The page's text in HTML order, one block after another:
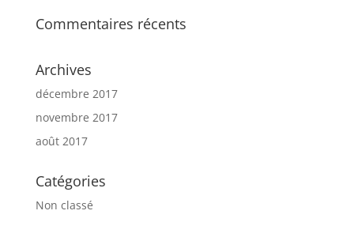
Commentaires récents
Archives
décembre 2017
novembre 2017
août 2017
Catégories
Non classé